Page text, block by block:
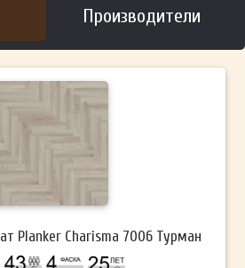
Производители
Planker Charisma 7006 Турман